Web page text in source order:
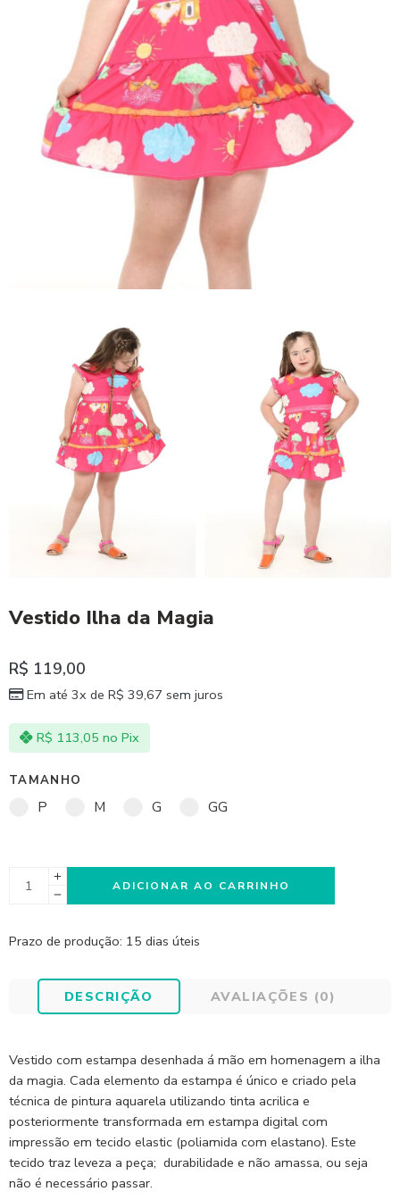
Vestido Ilha da Magia
R$ 119,00
Em até 3x de R$ 39,67 sem juros
R$ 113,05 no Pix
TAMANHO
P M G GG
ADICIONAR AO CARRINHO
Prazo de produção: 15 dias úteis
DESCRIÇÃO AVALIAÇÕES (0)
Vestido com estampa desenhada á mão em homenagem a ilha
da magia. Cada elemento da estampa é único e criado pela
técnica de pintura aquarela utilizando tinta acrilica e
posteriormente transformada em estampa digital com
impressão em tecido elastic (poliamida com elastano). Este
tecido traz leveza a peça; durabilidade e não amassa, ou seja
não é necessário passar.